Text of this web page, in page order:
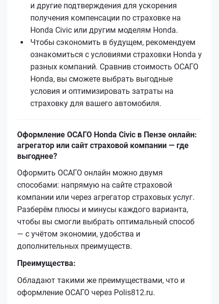
и другие подтверждения для ускорения
получения компенсации по страховке на
Honda Civic или другим моделям Honda.
Чтобы сэкономить в будущем, рекомендуем
ознакомиться с условиями страховки Honda у
разных компаний. Сравнив стоимость ОСАГО
Honda, вы сможете выбрать выгодные
условия и оптимизировать затраты на
страховку для вашего автомобиля.
Оформление ОСАГО Honda Civic в Пензе онлайн:
агрегатор или сайт страховой компании — где
выгоднее?
Оформить ОСАГО онлайн можно двумя
способами: напрямую на сайте страховой
компании или через агрегатор страховых услуг.
Разберём плюсы и минусы каждого варианта,
чтобы вы смогли выбрать оптимальный способ
— с учётом экономии, удобства и
дополнительных преимуществ.
Преимущества:
Обладают такими же преимуществами, что и
оформление ОСАГО через Polis812.ru.